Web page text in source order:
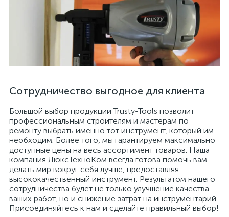
Сотрудничество выгодное для клиента
Большой выбор продукции Trusty-Tools позволит
профессиональным строителям и мастерам по
ремонту выбрать именно тот инструмент, который им
необходим. Более того, мы гарантируем максимально
доступные цены на весь ассортимент товаров. Наша
компания ЛюксТехноКом всегда готова помочь вам
делать мир вокруг себя лучше, предоставляя
высококачественный инструмент. Результатом нашего
сотрудничества будет не только улучшение качества
ваших работ, но и снижение затрат на инструментарий.
Присоединяйтесь к нам и сделайте правильный выбор!